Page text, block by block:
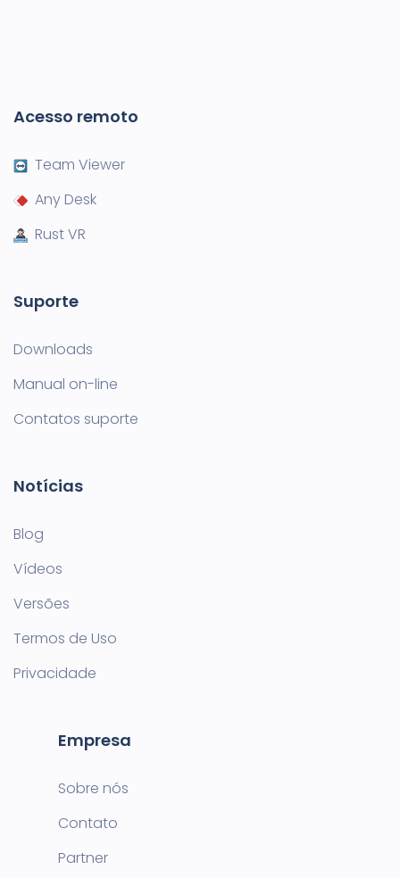
Acesso remoto
Team Viewer
Any Desk
Rust VR
Suporte
Downloads
Manual on-line
Contatos suporte
Notícias
Blog
Vídeos
Versões
Termos de Uso
Privacidade
Empresa
Sobre nós
Contato
Partner